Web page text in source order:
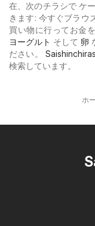
在、次のチラシで ケ
きます: 今すぐブラウ
買い物に行ってお金
ヨーグルト そして 卵
ださい。
検索しています。
ホ